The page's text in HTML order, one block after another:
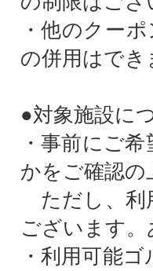
・他のクー
の併用はでき
●対象施設に
・事前にご
かをご確認
ただし、利
ございます
・利用可能